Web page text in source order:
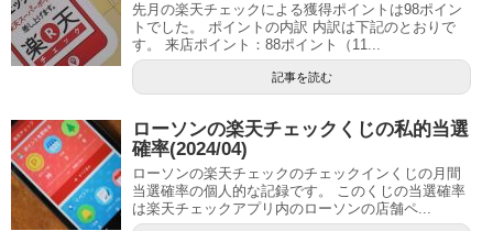
先月の楽天チェックによる獲得ポイントは98ポイン
トでした。 ポイントの内訳 内訳は下記のとおりで
す。 来店ポイント：88ポイント（11...
記事を読む
ローソンの楽天チェックくじの私的当選
確率(2024/04)
ローソンの楽天チェックのチェックインくじの月間
当選確率の個人的な記録です。 このくじの当選確率
は楽天チェックアプリ内のローソンの店舗ペ...